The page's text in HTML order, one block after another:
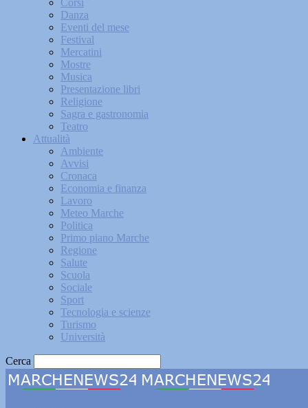
Corsi
Danza
Eventi del mese
Festival
Mercatini
Mostre
Musica
Presentazione libri
Religione
Sagra e gastronomia
Teatro
Attualità
Ambiente
Avvisi
Cronaca
Economia e finanza
Lavoro
Meteo Marche
Politica
Primo piano Marche
Regione
Salute
Scuola
Sociale
Sport
Tecnologia e scienze
Turismo
Università
Cerca